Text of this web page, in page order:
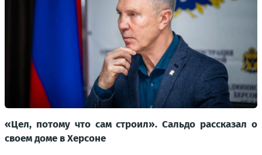
«Цел, потому что сам строил». Сальдо рассказал о
своем доме в Херсоне